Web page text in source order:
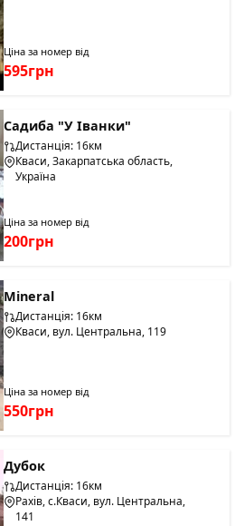
Ціна за номер від
595грн
Садиба "У Іванки"
Дистанція: 16км
Кваси, Закарпатська область,
Україна
Ціна за номер від
200грн
Mineral
Дистанція: 16км
Кваси, вул. Центральна, 119
Ціна за номер від
550грн
Дубок
Дистанція: 16км
Рахів, с.Кваси, вул. Центральна,
141